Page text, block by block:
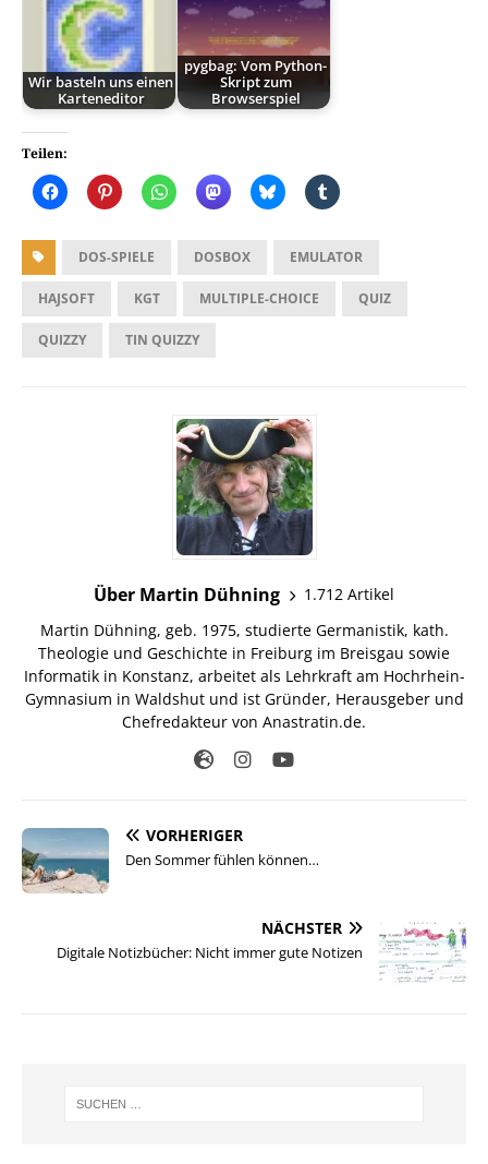
Wir basteln uns einen
Karteneditor
pygbag: Vom Python-
Skript zum
Browserspiel
Teilen:
DOS-SPIELE DOSBOX EMULATOR
HAJSOFT KGT MULTIPLE-CHOICE QUIZ
QUIZZY TIN QUIZZY
Über Martin Dühning
1.712 Artikel
Martin Dühning, geb. 1975, studierte Germanistik, kath.
Theologie und Geschichte in Freiburg im Breisgau sowie
Informatik in Konstanz, arbeitet als Lehrkraft am Hochrhein-
Gymnasium in Waldshut und ist Gründer, Herausgeber und
Chefredakteur von Anastratin.de.
VORHERIGER
Den Sommer fühlen können…
NÄCHSTER
Digitale Notizbücher: Nicht immer gute Notizen